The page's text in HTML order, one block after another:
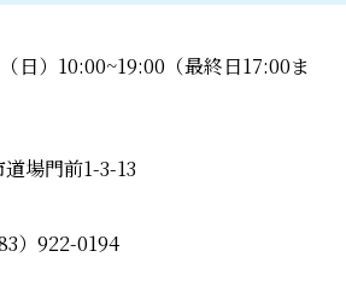
日）10:00~19:00（最終日17:00ま
場門前1-3-13
）922-0194